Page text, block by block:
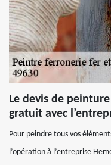
Le devis de
gratuit avec
Pour peindre tous vos
l’opération à l’entreprise